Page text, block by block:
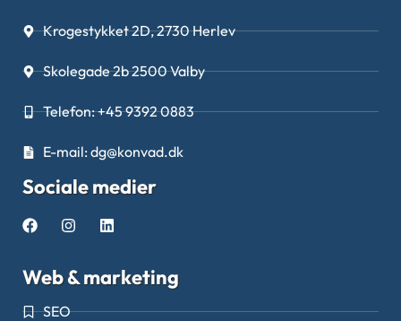
Krogestykket 2D, 2730 Herlev
Skolegade 2b 2500 Valby
Telefon: +45 9392 0883
E-mail: dg@konvad.dk
Sociale medier
Web & marketing
SEO